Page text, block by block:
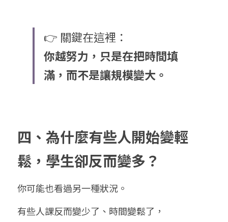
👉 關鍵在這裡：
你越努力，只是在把時間填
滿，而不是讓規模變大。
四、為什麼有些人開始變輕
鬆，學生卻反而變多？
你可能也看過另一種狀況。
有些人課反而變少了、時間變鬆了，